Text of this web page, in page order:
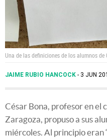
Una de las definiciones de los alumnos de
JAIME RUBIO HANCOCK 3 JUN
César Bona, profesor en el
Zaragoza, propuso a sus
miércoles. Al principio eran